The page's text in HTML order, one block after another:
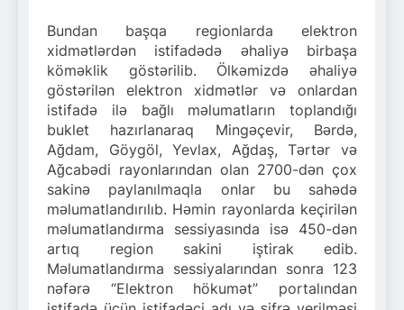
Bundan başqa regionlarda elektron
xidmətlərdən istifadədə əhaliyə birbaşa
köməklik göstərilib. Ölkəmizdə əhaliyə
göstərilən elektron xidmətlər və onlardan
istifadə ilə bağlı məlumatların toplandığı
buklet hazırlanaraq Mingəçevir, Bərdə,
Ağdam, Göygöl, Yevlax, Ağdaş, Tərtər və
Ağcabədi rayonlarından olan 2700-dən çox
sakinə paylanılmaqla onlar bu sahədə
məlumatlandırılıb. Həmin rayonlarda keçirilən
məlumatlandırma sessiyasında isə 450-dən
artıq region sakini iştirak edib.
Məlumatlandırma sessiyalarından sonra 123
nəfərə “Elektron hökumət” portalından